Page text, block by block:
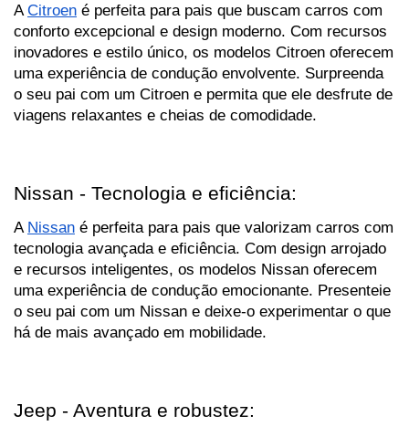
A Citroen é perfeita para pais que buscam carros com
conforto excepcional e design moderno. Com recursos
inovadores e estilo único, os modelos Citroen oferecem
uma experiência de condução envolvente. Surpreenda
o seu pai com um Citroen e permita que ele desfrute de
viagens relaxantes e cheias de comodidade.
Nissan - Tecnologia e eficiência:
A Nissan é perfeita para pais que valorizam carros com
tecnologia avançada e eficiência. Com design arrojado
e recursos inteligentes, os modelos Nissan oferecem
uma experiência de condução emocionante. Presenteie
o seu pai com um Nissan e deixe-o experimentar o que
há de mais avançado em mobilidade.
Jeep - Aventura e robustez: